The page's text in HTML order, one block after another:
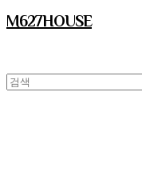
M627HOUSE